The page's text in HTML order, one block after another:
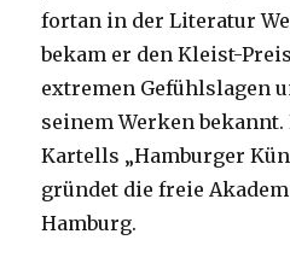
fortan in der Literatur
bekam er den Kleist-
extremen Gefühlslagen
seinem Werken
Kartells „Hamburger
gründet die freie
Hamburg.